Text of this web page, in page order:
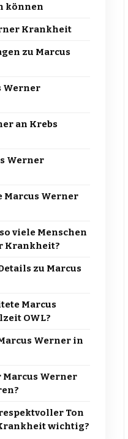
können
Krankheit
zu Marcus
Werner
an Krebs
Werner
Marcus Werner
viele Menschen
Krankheit?
zu Marcus
Marcus
OWL?
Werner in
Marcus Werner
Ton
wichtig?